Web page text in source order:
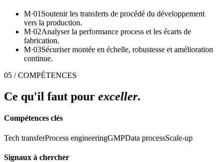
M·01 Soutenir les transferts de procédé du développement
vers la production.
M·02Analyser la performance process et les écarts de
fabrication.
M·03Sécuriser montée en échelle, robustesse et amélioration
continue.
05 / COMPÉTENCES
Ce qu'il faut pour exceller.
Compétences clés
Tech transferProcess engineeringGMPData processScale-up
Signaux à chercher